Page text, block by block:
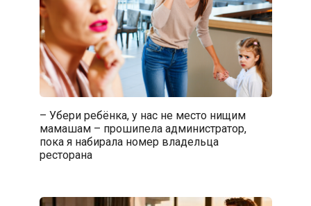
– Убери ребёнка, у нас не место нищим
мамашам – прошипела администратор,
пока я набирала номер владельца
ресторана